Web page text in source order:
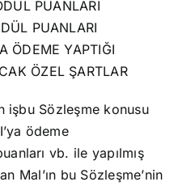
PUANLARI
PUANLARI
ÖDEME YAPTIĞI
ÖZEL ŞARTLAR
işbu Sözleşme konusu
ödeme
vb. ile yapılmış
Mal’ın bu Sözleşme’nin